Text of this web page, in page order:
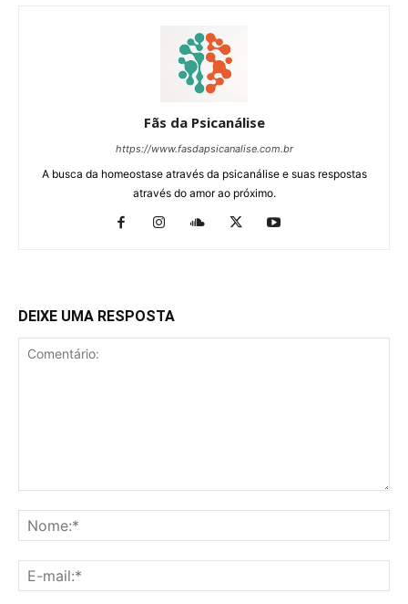
Fãs da Psicanálise
https://www.fasdapsicanalise.com.br
A busca da homeostase através da psicanálise e suas respostas
através do amor ao próximo.
DEIXE UMA RESPOSTA